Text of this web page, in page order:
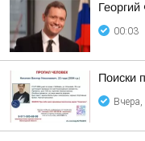
00:03
Поиски